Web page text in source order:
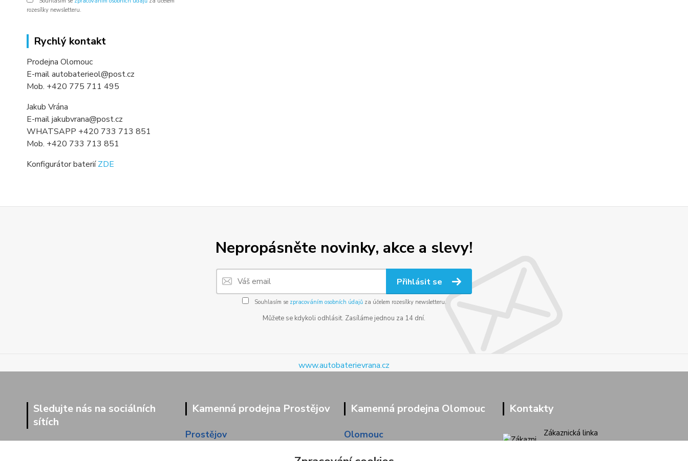
rozesílky newsletteru.
Rychlý kontakt
Prodejna Olomouc
E-mail autobaterieol@post.cz
Mob. +420 775 711 495
Jakub Vrána
E-mail jakubvrana@post.cz
WHATSAPP +420 733 713 851
Mob. +420 733 713 851
Konfigurátor bateriíZDE
Nepropásněte novinky, akce a slevy!
Přihlásit se
Souhlasím se zpracováním osobních údajůza účelem rozesílky newsletteru.
Můžete se kdykoli odhlásit. Zasíláme jednou za 14 dní.
www.autobaterievrana.cz
Sledujte nás na sociálních
sítích
Kamenná prodejna Prostějov
Prostějov
Kamenná prodejna Olomouc
Olomouc
Kontakty
Zákaznická linka
+420 733 713 851